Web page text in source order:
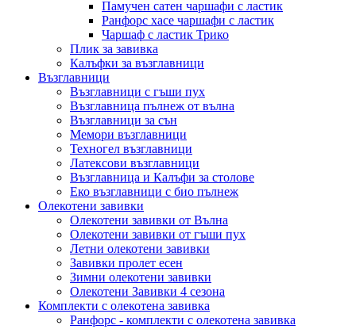
Памучен сатен чаршафи с ластик
Ранфорс хасе чаршафи с ластик
Чаршаф с ластик Трико
Плик за завивкa
Калъфки за възглавници
Възглавници
Възглавници с гъши пух
Възглавница пълнеж от вълна
Възглавници за сън
Мемори възглавници
Техногел възглавници
Латексови възглавници
Възглавница и Калъфи за столове
Еко възглавници с био пълнеж
Олекотени завивки
Олекотени завивки от Вълна
Олекотени завивки от гъши пух
Летни олекотени завивки
Завивки пролет есен
Зимни олекотени завивки
Олекотени Завивки 4 сезона
Комплекти с олекотена завивка
Ранфорс - комплекти с олекотена завивка